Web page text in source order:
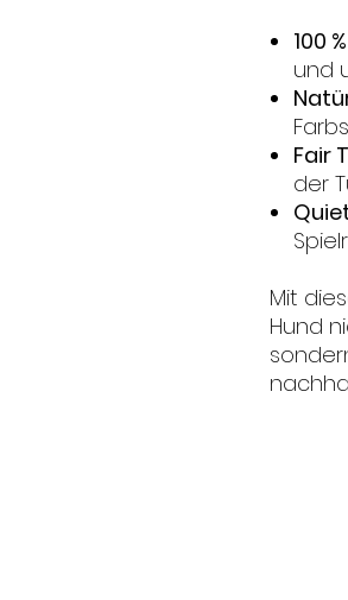
100
und
Fair
der
Mit
Hund